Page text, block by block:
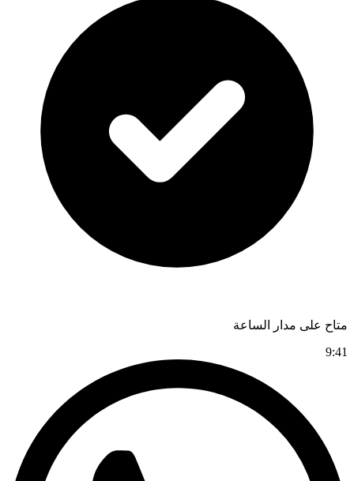
متاح على مدار الساعة
9:41